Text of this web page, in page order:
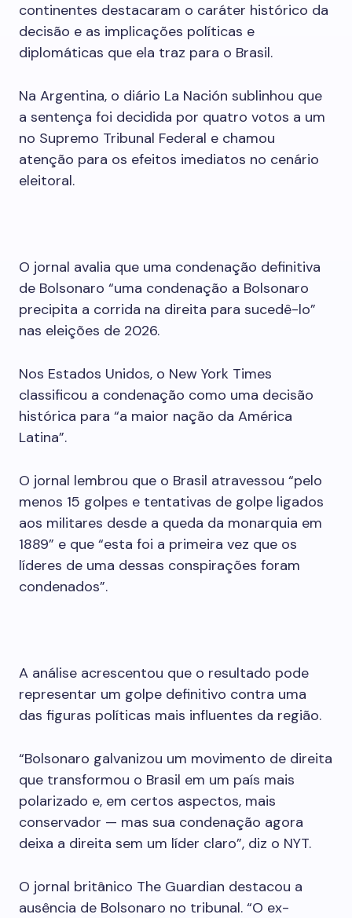
continentes destacaram o caráter histórico da
decisão e as implicações políticas e
diplomáticas que ela traz para o Brasil.
Na Argentina, o diário La Nación sublinhou que
a sentença foi decidida por quatro votos a um
no Supremo Tribunal Federal e chamou
atenção para os efeitos imediatos no cenário
eleitoral.
O jornal avalia que uma condenação definitiva
de Bolsonaro “uma condenação a Bolsonaro
precipita a corrida na direita para sucedê-lo”
nas eleições de 2026.
Nos Estados Unidos, o New York Times
classificou a condenação como uma decisão
histórica para “a maior nação da América
Latina”.
O jornal lembrou que o Brasil atravessou “pelo
menos 15 golpes e tentativas de golpe ligados
aos militares desde a queda da monarquia em
1889” e que “esta foi a primeira vez que os
líderes de uma dessas conspirações foram
condenados”.
A análise acrescentou que o resultado pode
representar um golpe definitivo contra uma
das figuras políticas mais influentes da região.
“Bolsonaro galvanizou um movimento de direita
que transformou o Brasil em um país mais
polarizado e, em certos aspectos, mais
conservador — mas sua condenação agora
deixa a direita sem um líder claro”, diz o NYT.
O jornal britânico The Guardian destacou a
ausência de Bolsonaro no tribunal. “O ex-